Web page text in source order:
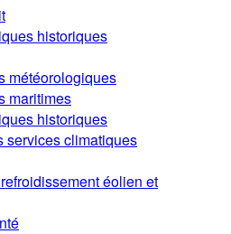
historiques
météorologiques
maritimes
historiques
services climatiques
éolien et